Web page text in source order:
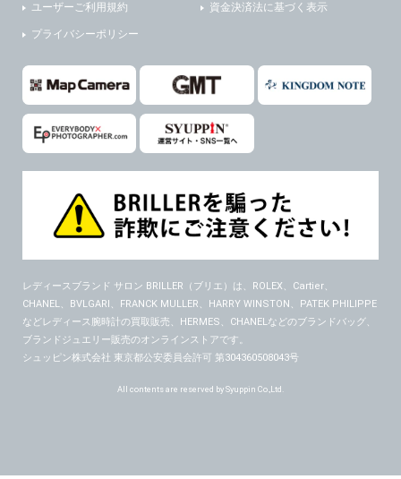
ユーザーご利用規約
プライバシーポリシー
資金決済法に基づく表示
レディースブランド サロン BRILLER（ブリエ） は、ROLEX、Cartier、
CHANEL、BVLGARI、FRANCK MULLER、HARRY WINSTON、PATEK PHILIPPE
などレディース腕時計の買取販売、HERMES、CHANELなどのブランドバッグ、
ブランドジュエリー販売のオンラインストアです。
シュッピン株式会社 東京都公安委員会許可 第304360508043号
All contents are reserved by Syuppin Co.,Ltd.